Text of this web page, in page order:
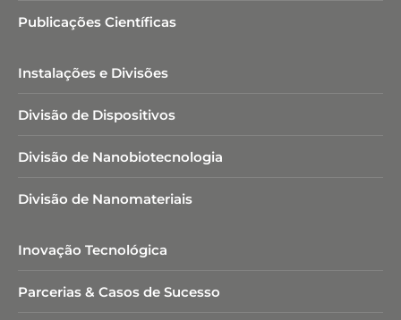
Publicações Científicas
Instalações e Divisões
Divisão de Dispositivos
Divisão de Nanobiotecnologia​
Divisão de Nanomateriais
Inovação Tecnológica
Parcerias & Casos de Sucesso